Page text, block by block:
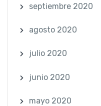
septiembre 2020
agosto 2020
julio 2020
junio 2020
mayo 2020